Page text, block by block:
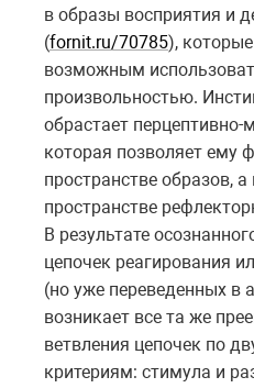
в образы восприятия и
(fornit.ru/70785),
возможным
произвольностью.
обрастает
которая позволяет ему
пространстве образов, а
пространстве
В результате
цепочек реагирования
(но уже переведенных в
возникает все та же
ветвления цепочек по
критериям: стимула и